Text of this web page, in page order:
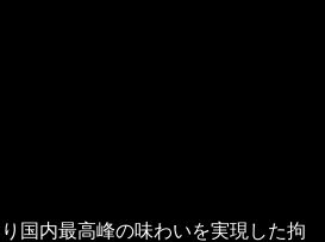
国内最高峰の味わいを実現した拘